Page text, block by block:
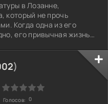
в Лозанне,
который не прочь
Когда одна из его
его привычная жизнь
которая хочет
Их разговор вскоре
исчезновением
но и глубокие тайны,
на самом деле
)
Голосов: 0